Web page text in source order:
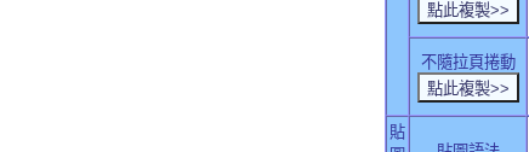
不隨拉頁捲動
貼